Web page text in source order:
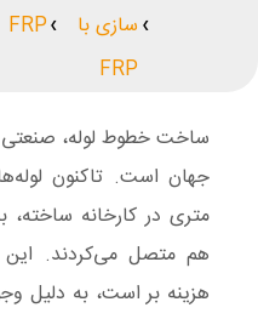
❯ سازی با
FRP
❯
FRP
ساخت خطوط لوله، صنعتی
متری در کارخانه
هم متصل می‌کردند. این
هزینه‌ بر است، به دلیل